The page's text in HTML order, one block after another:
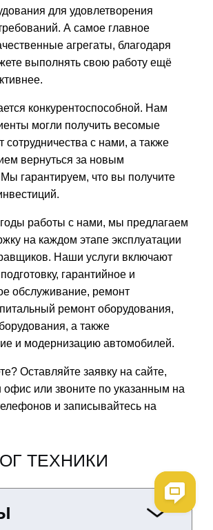
для удовлетворения
А самое главное
агрегаты, благодаря
выполнять свою работу ещё
конкурентоспособной. Нам
могли получить весомые
сотрудничества с нами, а также
вернуться за новым
гарантируем, что вы получите
работы с нами, мы предлагаем
на каждом этапе эксплуатации
Наши услуги включают
гарантийное и
обслуживание, ремонт
ремонт оборудования,
а также
и модернизацию автомобилей.
Оставляйте заявку на сайте,
или звоните по указанным на
и записывайтесь на
ТЕХНИКИ